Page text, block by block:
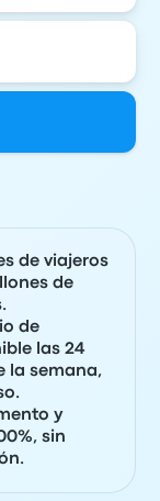
de viajeros
de
de
las 24
la semana,
y
sin